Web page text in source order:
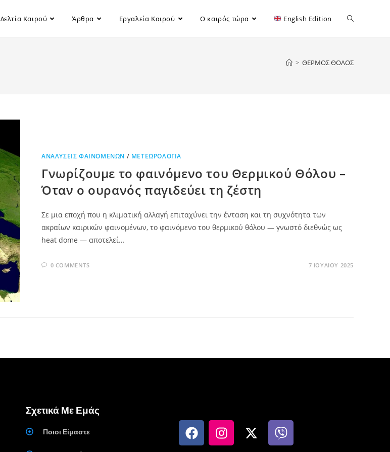
Δελτία Καιρού Άρθρα Εργαλεία Καιρού Ο καιρός τώρα English Edition
> ΘΕΡΜΟΣ ΘΟΛΟΣ
ΑΝΑΛΎΣΕΙΣ ΦΑΙΝΟΜΈΝΩΝ / ΜΕΤΕΩΡΟΛΟΓΊΑ
Γνωρίζουμε το φαινόμενο του Θερμικού Θόλου –
Όταν ο ουρανός παγιδεύει τη ζέστη
Σε μια εποχή που η κλιματική αλλαγή επιταχύνει την ένταση και τη συχνότητα των
ακραίων καιρικών φαινομένων, το φαινόμενο του θερμικού θόλου — γνωστό διεθνώς ως
heat dome — αποτελεί…
0 COMMENTS 7 ΙΟΥΛΊΟΥ 2025
Σχετικά Με Εμάς
Ποιοι Είμαστε